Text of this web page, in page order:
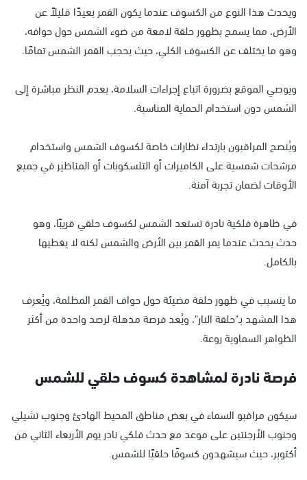
ويحدث هذا النوع من الكسوف عندما يكون القمر بعيدًا قليلاً عن
الأرض، مما يسمح بظهور حلقة لامعة من ضوء الشمس حول حوافه،
وهو ما يختلف عن الكسوف الكلي، حيث يحجب القمر الشمس تمامًا.
ويوصي الموقع بضرورة اتباع إجراءات السلامة، بعدم النظر مباشرة إلى
الشمس دون استخدام الحماية المناسبة.
ويُنصح المراقبون بارتداء نظارات خاصة لكسوف الشمس واستخدام
مرشحات شمسية على الكاميرات أو التلسكوبات أو المناظير في جميع
الأوقات لضمان تجربة آمنة.
في ظاهرة فلكية نادرة تستعد الشمس لكسوف حلقي قريبًا، وهو
حدث يحدث عندما يمر القمر بين الأرض والشمس لكنه لا يغطيها
بالكامل.
ما يتسبب في ظهور حلقة مضيئة حول حواف القمر المظلمة، ويُعرف
هذا المشهد بـ"حلقة النار"، ويُعد فرصة مذهلة لرصد واحدة من أكثر
الظواهر السماوية روعة.
فرصة نادرة لمشاهدة كسوف حلقي للشمس
سيكون مراقبو السماء في بعض مناطق المحيط الهادئ وجنوب تشيلي
وجنوب الأرجنتين على موعد مع حدث فلكي نادر يوم الأربعاء الثاني من
أكتوبر، حيث سيشهدون كسوفًا حلقيًا للشمس.